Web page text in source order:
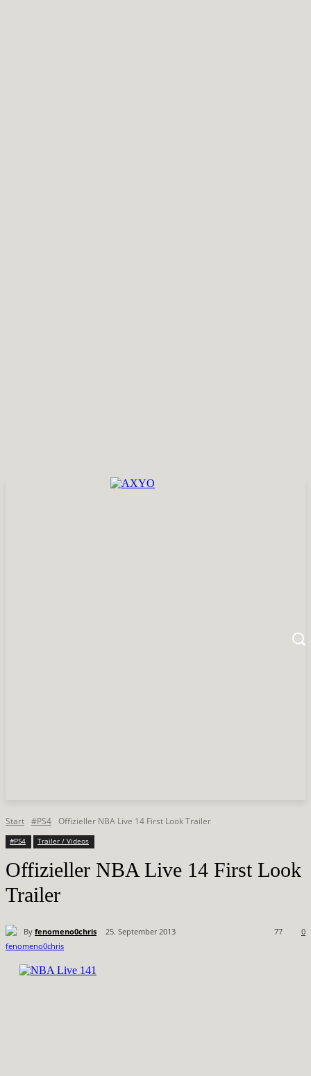
Start #PS4 Offizieller NBA Live 14 First Look Trailer
#PS4 Trailer / Videos
Offizieller NBA Live 14 First Look
Trailer
By fenomeno0chris 25. September 2013 0
77